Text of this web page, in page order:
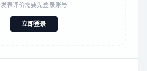
发表评价需要先登录账号
立即登录